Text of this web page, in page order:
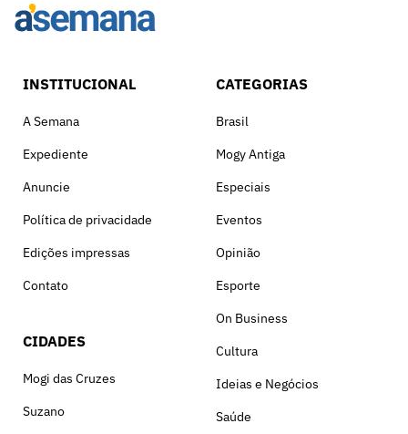
INSTITUCIONAL
A Semana
Expediente
Anuncie
Política de privacidade
Edições impressas
Contato
CIDADES
Mogi das Cruzes
Suzano
CATEGORIAS
Brasil
Mogy Antiga
Especiais
Eventos
Opinião
Esporte
On Business
Cultura
Ideias e Negócios
Saúde